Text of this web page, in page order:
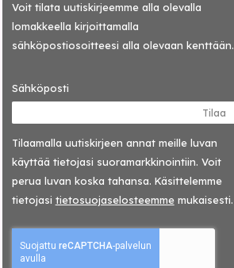
Voit tilata uutiskirjeemme alla olevalla
lomakkeella kirjoittamalla
sähköpostiosoitteesi alla olevaan kenttään.
Sähköposti
Tilaa
Tilaamalla uutis­kirjeen annat meille luvan
käyttää tietojasi suora­markkinointiin. Voit
perua luvan koska tahansa. Käsittelemme
tietojasi tieto­suoja­selosteemmemukaisesti.